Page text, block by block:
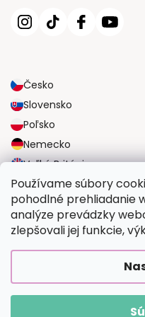
Používame súbory
pohodlné prehliadanie
analýze prevádzky
zlepšovali jej funkcie,
Česko
Slovensko
Poľsko
Nemecko
Veľká Británia
SPOĽAHLIVÉ MOŽNOSTI
BEZPEČNÉ MOŽNOSTI